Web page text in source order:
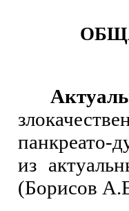
панкреато-
из
(Борисов